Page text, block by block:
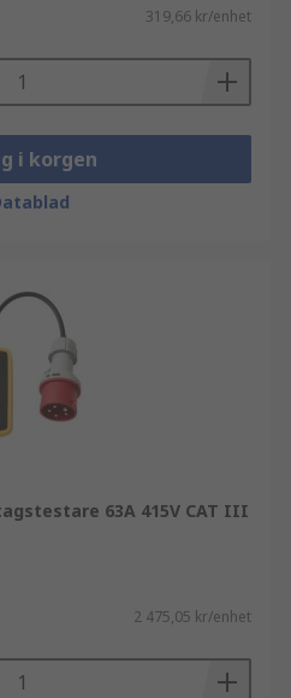
319,66 kr/enhet
i korgen
63A 415V CAT III
2 475,05 kr/enhet